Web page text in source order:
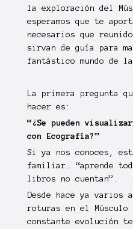
la exploración del
esperamos que te
necesarios que
sirvan de guía para
fantástico mundo de
La primera pregunta
hacer es:
“¿Se pueden
con Ecografía?”
Si ya nos conoces,
familiar… “aprende
libros no cuentan”.
Desde hace ya varios
roturas en el
constante evolución